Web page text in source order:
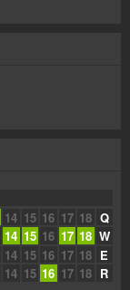
14 15 16 17 18 Q
14 15 16 17 18 W
14 15 16 17 18 E
14 15 16 17 18 R